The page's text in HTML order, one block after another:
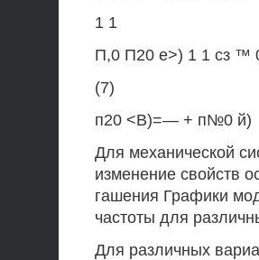
1 1
П,0 П20 е>) 1 1 сз ™
(7)
п20 <В)=— + п№0 й)
Для механической
изменение свойств
гашения Графики
частоты для
Для различных